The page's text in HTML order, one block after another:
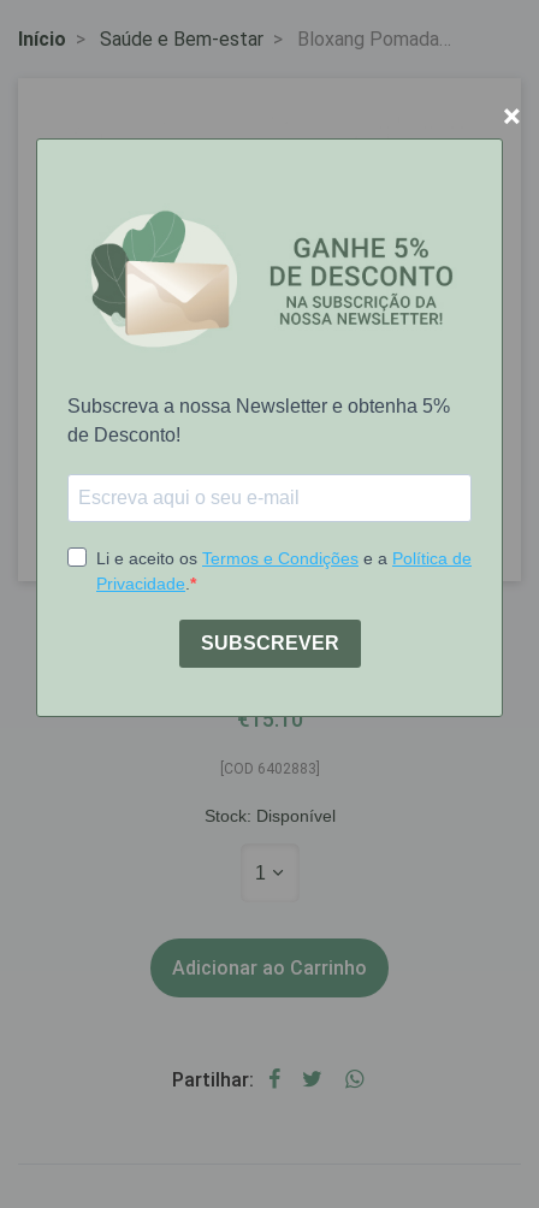
Início Saúde e Bem-estar
Bloxang Pomada Hemost 30 G
€15.10
[COD 6402883]
Stock: Disponível
1
Adicionar ao Carrinho
Partilhar:
×